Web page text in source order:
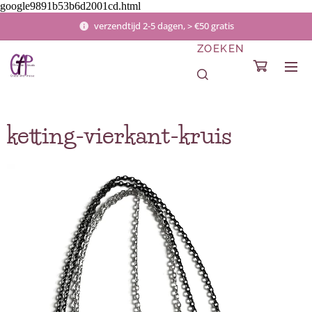
google9891b53b6d2001cd.html
verzendtijd 2-5 dagen, > €50 gratis
ZOEKEN
ketting-vierkant-kruis